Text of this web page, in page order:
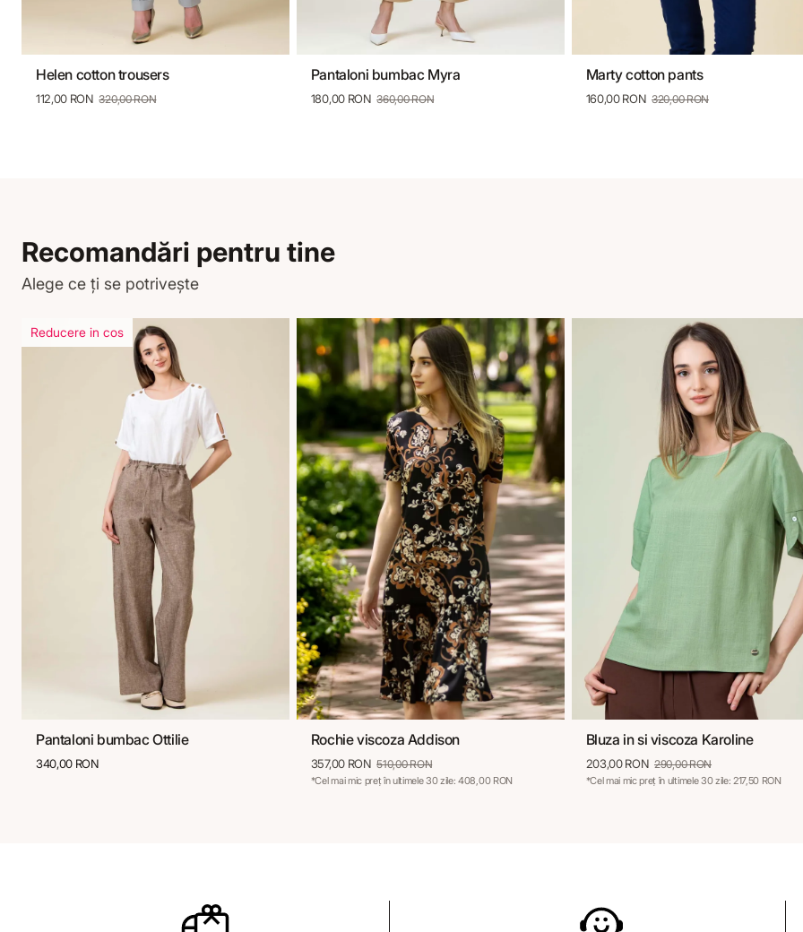
36 38 40 42
Helen cotton trousers
112,00 RON 320,00 RON
36 38 40 42
Pantaloni bumbac Myra
180,00 RON 360,00 RON
36 38 40 42
Marty cotton pants
160,00 RON 320,00 RON
Recomandări pentru tine
Alege ce ți se potrivește
Reducere in cos
36 38 40 42
Pantaloni bumbac Ottilie
340,00 RON
36 38 40 42
Rochie viscoza Addison
357,00 RON 510,00 RON
*Cel mai mic preț în ultimele 30 zile: 408,00 RON
36 38 40 42 44
Bluza in si viscoza Karoline
203,00 RON 290,00 RON
*Cel mai mic preț în ultimele 30 zile: 217,50 RON